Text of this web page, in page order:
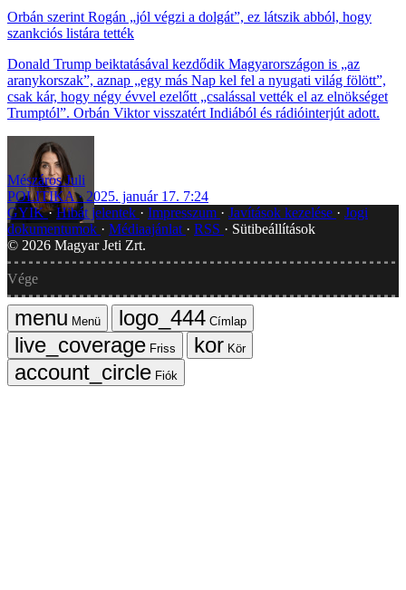
Orbán szerint Rogán „jól végzi a dolgát”, ez látszik abból, hogy
szankciós listára tették
Donald Trump beiktatásával kezdődik Magyarországon is „az
aranykorszak”, aznap „egy más Nap kel fel a nyugati világ fölött”,
csak kár, hogy négy évvel ezelőtt „csalással vették el az elnökséget
Trumptól”. Orbán Viktor visszatért Indiából és rádióinterjút adott.
Mészáros Juli
POLITIKA
2025. január 17. 7:24
GYIK Hibát jelentek Impresszum Javítások kezelése
Jogi
dokumentumok
Médiaajánlat RSS
Sütibeállítások
© 2026 Magyar Jeti Zrt.
Vége
Menü
Címlap
Friss
Kör
Fiók